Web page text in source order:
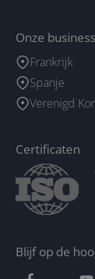
Onze
Frankrijk
Spanje
Verenigd
Certificaten
Blijf op de